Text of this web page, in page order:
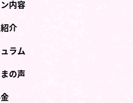
内容
介
ラム
の声